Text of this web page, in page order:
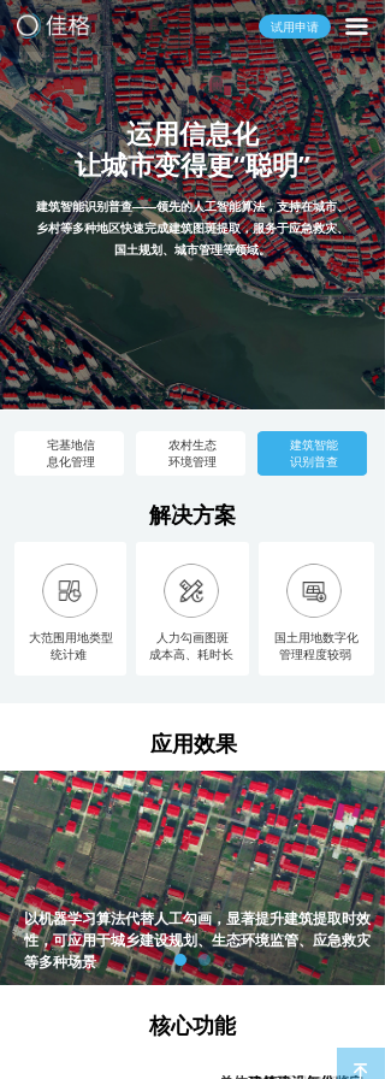
끀
试用申请
大范围用地类型
统计难
国土用地数字化
管理程度较弱
解决方案
宅基地信
息化管理
农村生态
环境管理
建筑智能
识别普查
人力勾画图斑
成本高、耗时长
应用效果
核心功能
以机器学习算法代替人工勾画，显著提升建筑提取时效
性，可应用于城乡建设规划、生态环境监管、应急救灾
等多种场景
运用信息化
让城市变得更“聪明”
建筑智能识别普查——领先的人工智能算法，支持在城市、
乡村等多种地区快速完成建筑图斑提取，服务于应急救灾、
国土规划、城市管理等领域。
녠